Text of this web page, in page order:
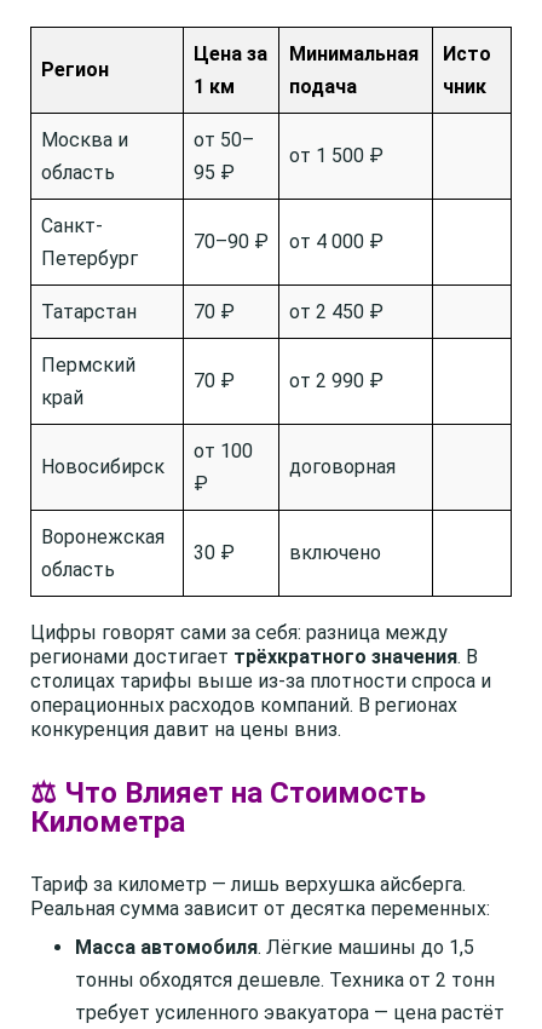
Регион
Цена за
1 км
Минимальная
подача
Исто
чник
Москва и
область
от 50–
95 ₽
от 1 500 ₽
Санкт-
Петербург
70–90 ₽ от 4 000 ₽
Татарстан 70 ₽ от 2 450 ₽
Пермский
край
70 ₽ от 2 990 ₽
Новосибирск
от 100
₽
договорная
Воронежская
область
30 ₽ включено
Цифры говорят сами за себя: разница между
регионами достигает трёхкратного значения. В
столицах тарифы выше из-за плотности спроса и
операционных расходов компаний. В регионах
конкуренция давит на цены вниз.
⚖️ Что Влияет на Стоимость
Километра
Тариф за километр — лишь верхушка айсберга.
Реальная сумма зависит от десятка переменных:
Масса автомобиля. Лёгкие машины до 1,5
тонны обходятся дешевле. Техника от 2 тонн
требует усиленного эвакуатора — цена растёт